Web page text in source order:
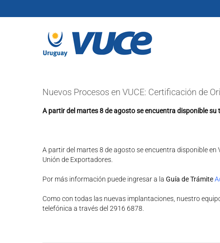
Nuevos Procesos en VUCE: Certificación de
A partir del martes 8 de agosto se encuentra disponible su
A partir del martes 8 de agosto se encuentra disponible
Unión de Exportadores.
Por más información puede ingresar a la Guía de Trámite
Como con todas las nuevas implantaciones, nuestro
telefónica a través del 2916 6878.